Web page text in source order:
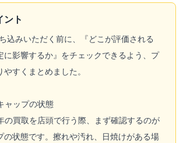
ント
込みいただく前に、『どこが評価される
に影響するか』をチェックできるよう、プ
すくまとめました。
ップの状態
の買取を店頭で行う際、まず確認するのが
の状態です。擦れや汚れ、日焼けがある場